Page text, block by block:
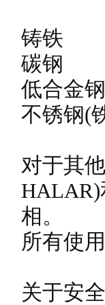
铸铁
碳钢
低合金钢
不锈钢(
对于其
相。
所有使
关于安